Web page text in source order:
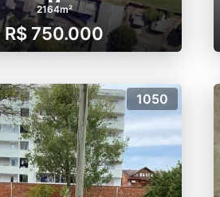
2164m²
R$ 750.000
1050